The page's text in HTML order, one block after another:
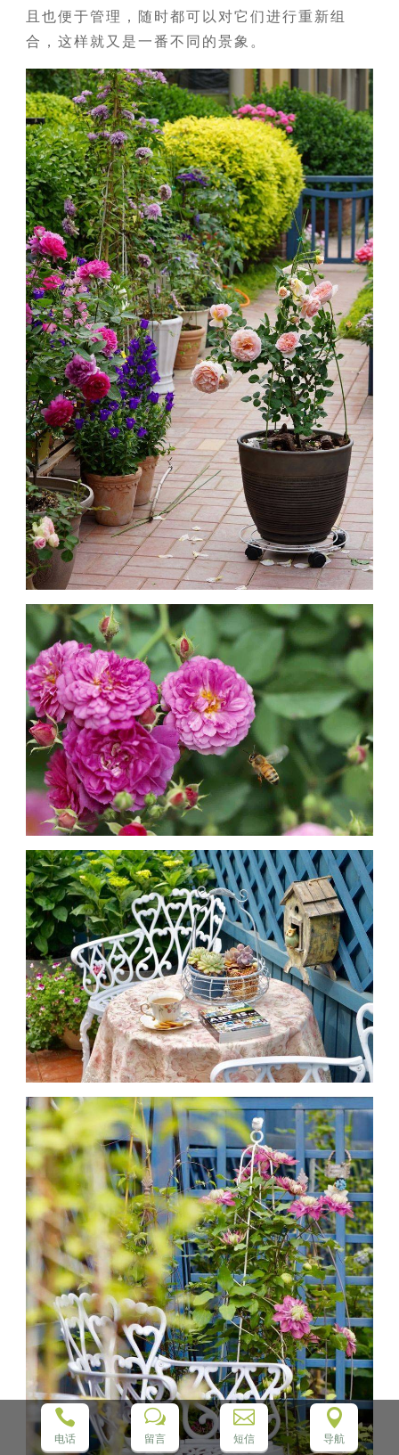
且也便于管理，随时都可以对它们进行重新组
合，这样就又是一番不同的景象。

电话
w
留言

短信

导航